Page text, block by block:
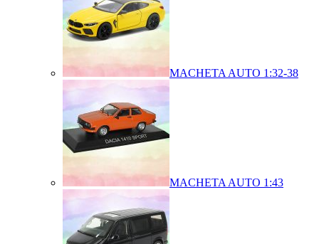
MACHETA AUTO 1:32-38
MACHETA AUTO 1:43